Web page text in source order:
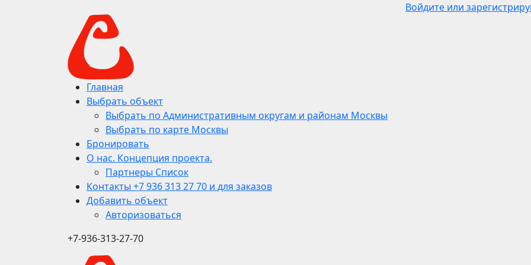
Войдите или
Главная
Выбрать объект
Выбрать по Административным округам и районам Москвы
Выбрать по карте Москвы
Бронировать
О нас. Концепция проекта.
Партнеры Список
Контакты +7 936 313 27 70 и для заказов
Добавить объект
Авторизоваться
+7-936-313-27-70